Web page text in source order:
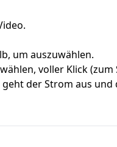
um auszuwählen.
voller Klick (zum
der Strom aus